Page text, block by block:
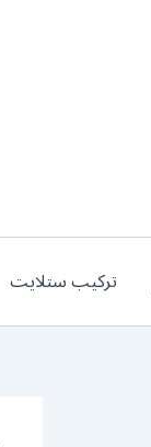
تركيب ستلايت